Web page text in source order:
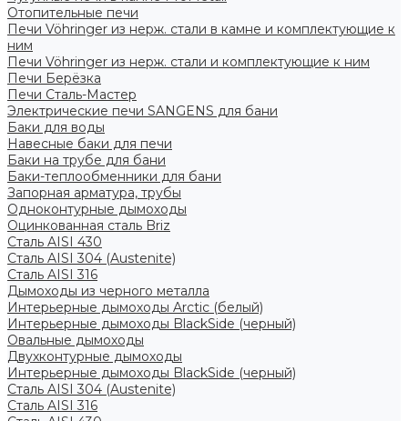
Отопительные печи
Печи Vöhringer из нерж. стали в камне и комплектующие к
ним
Печи Vöhringer из нерж. стали и комплектующие к ним
Печи Берёзка
Печи Сталь-Мастер
Электрические печи SANGENS для бани
Баки для воды
Навесные баки для печи
Баки на трубе для бани
Баки-теплообменники для бани
Запорная арматура, трубы
Одноконтурные дымоходы
Оцинкованная сталь Briz
Сталь AISI 430
Сталь AISI 304 (Austenite)
Сталь AISI 316
Дымоходы из черного металла
Интерьерные дымоходы Arctic (белый)
Интерьерные дымоходы BlackSide (черный)
Овальные дымоходы
Двухконтурные дымоходы
Интерьерные дымоходы BlackSide (черный)
Сталь AISI 304 (Austenite)
Сталь AISI 316